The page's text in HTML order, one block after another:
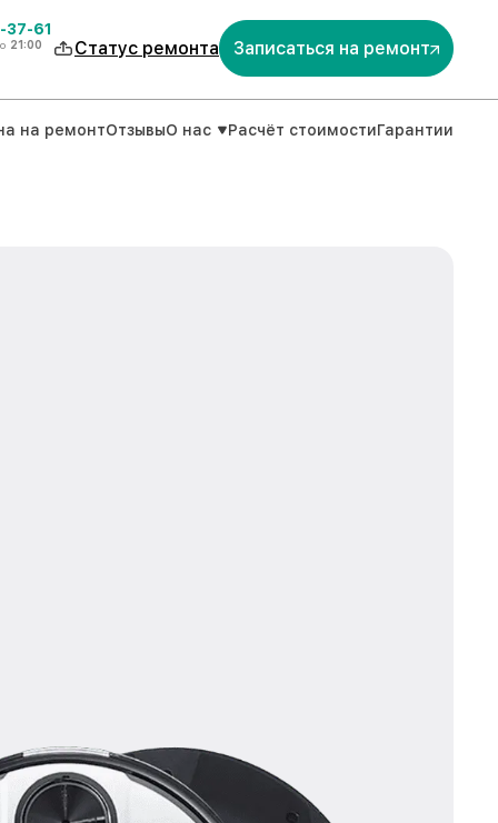
37-61
21:00 Статус ремонта Записаться на ремонт
на ремонтОтзывыО нас Расчёт стоимостиГарантии